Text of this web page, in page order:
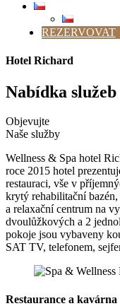
REZERVOVAT
Hotel Richard
Nabídka služeb
Objevujte
Naše služby
Wellness & Spa hotel
roce 2015 hotel
restauraci, vše v
krytý rehabilitační
a relaxační centrum na
dvoulůžkových a 2
pokoje jsou vybaveny
SAT TV, telefonem,
Restaurance a kavárna